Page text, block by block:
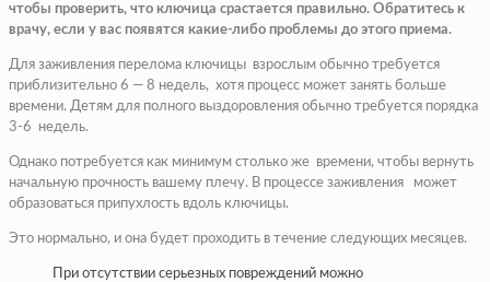
чтобы проверить, что ключица срастается правильно. Обратитесь к
врачу, если у вас появятся какие-либо проблемы до этого приема.
Для заживления перелома ключицы взрослым обычно требуется
приблизительно 6 — 8 недель, хотя процесс может занять больше
времени. Детям для полного выздоровления обычно требуется порядка
3-6 недель.
Однако потребуется как минимум столько же времени, чтобы вернуть
начальную прочность вашему плечу. В процессе заживления может
образоваться припухлость вдоль ключицы.
Это нормально, и она будет проходить в течение следующих месяцев.
При отсутствии серьезных повреждений можно